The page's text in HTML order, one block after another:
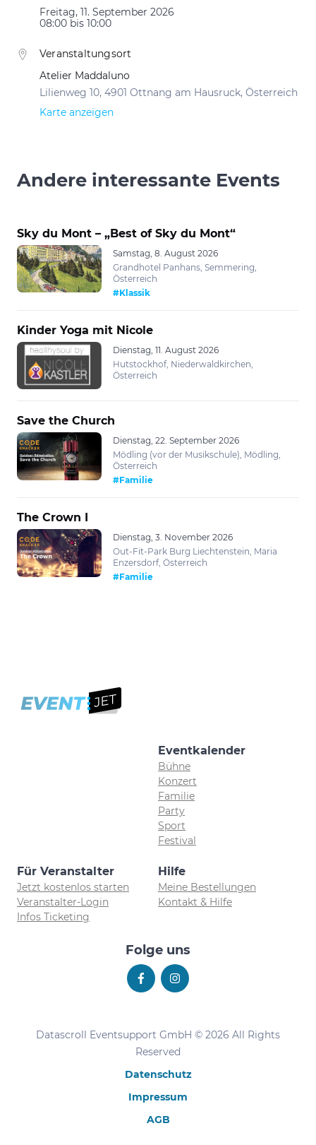
Freitag, 11. September 2026
08:00 bis 10:00
Veranstaltungsort
Atelier Maddaluno
Lilienweg 10, 4901 Ottnang am Hausruck, Österreich
Karte anzeigen
Andere interessante Events
Sky du Mont – „Best of Sky du Mont“
Samstag, 8. August 2026
Grandhotel Panhans, Semmering,
Österreich
#Klassik
Kinder Yoga mit Nicole
Dienstag, 11. August 2026
Hutstockhof, Niederwaldkirchen,
Österreich
Save the Church
Dienstag, 22. September 2026
Mödling (vor der Musikschule), Mödling,
Österreich
#Familie
The Crown I
Dienstag, 3. November 2026
Out-Fit-Park Burg Liechtenstein, Maria
Enzersdorf, Österreich
#Familie
Eventkalender
Bühne
Konzert
Familie
Party
Sport
Festival
Für Veranstalter
Jetzt kostenlos starten
Veranstalter-Login
Infos Ticketing
Hilfe
Meine Bestellungen
Kontakt & Hilfe
Folge uns
Datascroll Eventsupport GmbH © 2026 All Rights
Reserved
Datenschutz
Impressum
AGB